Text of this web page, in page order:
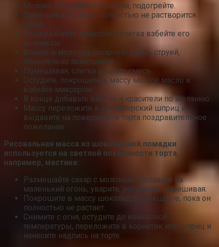
Молоко смешайте с сахаром, подогрейте.
Помешивайте, пока полностью не растворится
сахар.
Яйцо разбейте в мисочку, слегка взбейте его
венчиком.
Влейте в молочно-сахарную смесь струей,
обязательно помешивая.
Помешивая, слегка уварите смесь.
Остудите, покрошите в массу мягкое масло и
взбейте миксером.
В конце добавьте ваниль и красители по желанию.
Массу переложите в кондитерский шприц и
выдавите на поверхности торта поздравительное
пожелание.
Рисовальная масса из шоколадной помадки
используется на светлой поверхности торта,
например, мастике:
Размешайте сахар с молоком, поставьте на
маленький огонь, уварите, регулярно помешивая.
Покрошите в массу шоколад, размешайте, пока он
полностью не растает.
Снимите с огня, остудите до комнатной
температуры, переложите в корнетик или шприц и
нанесите надпись на торте.